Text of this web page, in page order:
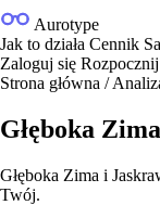
Aurotype
Jak to działa Cennik
Zaloguj się
Strona główna /
Głęboka
Głęboka Zima i
Twój.